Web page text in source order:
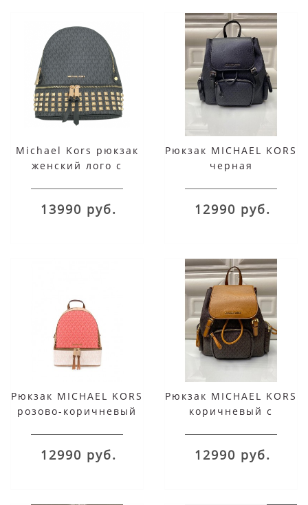
Michael Kors рюкзак
женский лого с
13990 руб.
Рюкзак MICHAEL KORS
черная
12990 руб.
Рюкзак MICHAEL KORS
розово-коричневый
12990 руб.
Рюкзак MICHAEL KORS
коричневый с
12990 руб.